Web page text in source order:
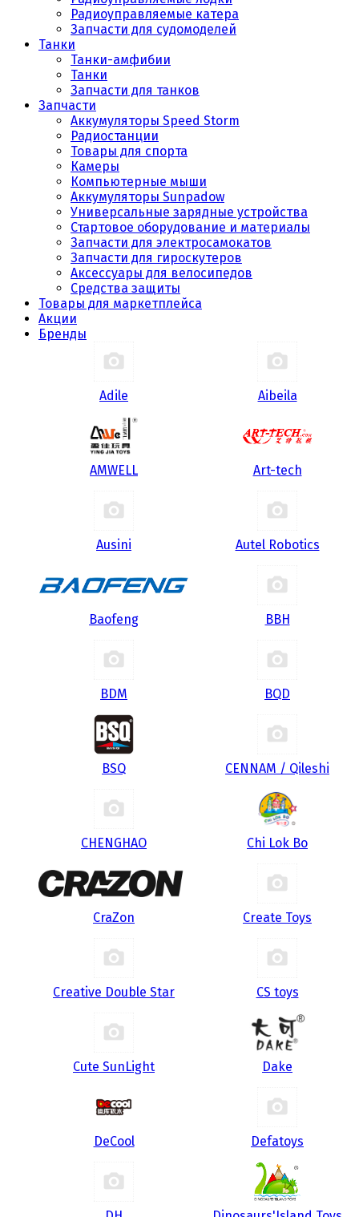
Радиоуправляемые катера
Запчасти для судомоделей
Танки
Танки-амфибии
Танки
Запчасти для танков
Запчасти
Аккумуляторы Speed Storm
Радиостанции
Товары для спорта
Камеры
Компьютерные мыши
Аккумуляторы Sunpadow
Универсальные зарядные устройства
Стартовое оборудование и материалы
Запчасти для электросамокатов
Запчасти для гироскутеров
Аксессуары для велосипедов
Средства защиты
Товары для маркетплейса
Акции
Бренды
Adile Aibeila
AMWELL Art-tech
Ausini Autel Robotics
Baofeng BBH
BDM BQD
BSQ CENNAM / Qileshi
CHENGHAO Chi Lok Bo
CraZon Create Toys
Creative Double Star CS toys
Cute SunLight Dake
DeCool Defatoys